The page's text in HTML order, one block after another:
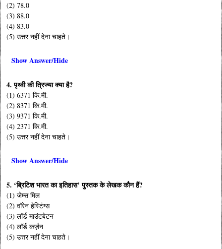
(2) 78.0
(3) 88.0
(4) 83.0
(5) उत्तर नहीं देना चाहते।
Show Answer/Hide
4. पृथ्वी की त्रिज्या क्या है?
(1) 6371 कि.मी.
(2) 8371 कि.मी.
(3) 9371 कि.मी.
(4) 2371 कि.मी.
(5) उत्तर नहीं देना चाहते।
Show Answer/Hide
5. ‘ब्रिटिश भारत का इतिहास’ पुस्तक के लेखक कौन हैं?
(1) जेम्स मिल
(2) वॉरेन हेस्टिंग्स
(3) लॉर्ड माउंटबेटन
(4) लॉर्ड कर्ज़न
(5) उत्तर नहीं देना चाहते।